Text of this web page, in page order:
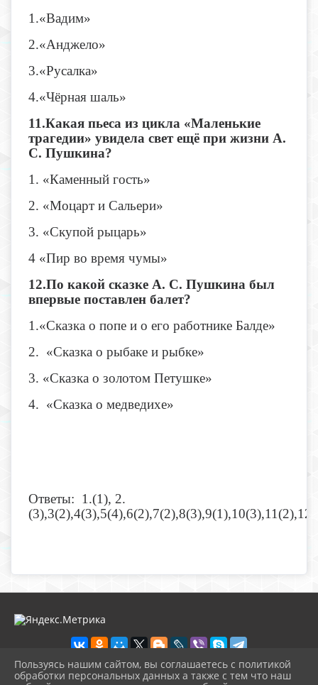
1.«Вадим»
2.«Анджело»
3.«Русалка»
4.«Чёрная шаль»
11.Какая пьеса из цикла «Маленькие
трагедии» увидела свет ещё при жизни А.
С. Пушкина?
1. «Каменный гость»
2. «Моцарт и Сальери»
3. «Скупой рыцарь»
4 «Пир во время чумы»
12.По какой сказке А. С. Пушкина был
впервые поставлен балет?
1.«Сказка о попе и о его работнике Балде»
2. «Сказка о рыбаке и рыбке»
3. «Сказка о золотом Петушке»
4. «Сказка о медведихе»
Ответы: 1.(1), 2.
Пользуясь нашим сайтом, вы соглашаетесь с политикой
обработки персональных данных а также с тем что наш